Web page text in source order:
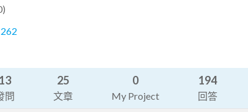
問
25
文章
0
My Project
194
回答